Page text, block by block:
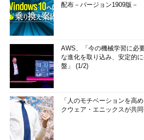
配布－バージョン1909版－
AWS、「今の機械学習に必
な進化を取り込み、安定的
盤」 (1/2)
「人のモチベーションを高
クウェア・エニックスが共